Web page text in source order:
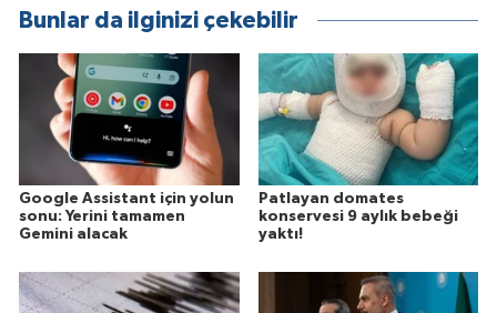
Bunlar da ilginizi çekebilir
Google Assistant için yolun
sonu: Yerini tamamen
Gemini alacak
Patlayan domates
konservesi 9 aylık bebeği
yaktı!